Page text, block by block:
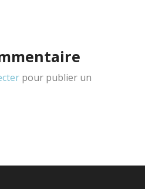
pour publier un